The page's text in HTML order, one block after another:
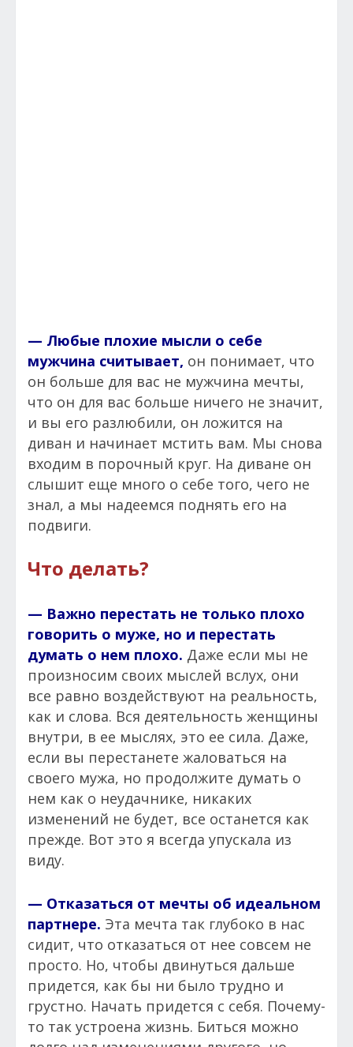
— Любые плохие мысли о себе
мужчина считывает, он понимает, что
он больше для вас не мужчина мечты,
что он для вас больше ничего не значит,
и вы его разлюбили, он ложится на
диван и начинает мстить вам. Мы снова
входим в порочный круг. На диване он
слышит еще много о себе того, чего не
знал, а мы надеемся поднять его на
подвиги.
Что делать?
— Важно перестать не только плохо
говорить о муже, но и перестать
думать о нем плохо. Даже если мы не
произносим своих мыслей вслух, они
все равно воздействуют на реальность,
как и слова. Вся деятельность женщины
внутри, в ее мыслях, это ее сила. Даже,
если вы перестанете жаловаться на
своего мужа, но продолжите думать о
нем как о неудачнике, никаких
изменений не будет, все останется как
прежде. Вот это я всегда упускала из
виду.
— Отказаться от мечты об идеальном
партнере. Эта мечта так глубоко в нас
сидит, что отказаться от нее совсем не
просто. Но, чтобы двинуться дальше
придется, как бы ни было трудно и
грустно. Начать придется с себя. Почему-
то так устроена жизнь. Биться можно